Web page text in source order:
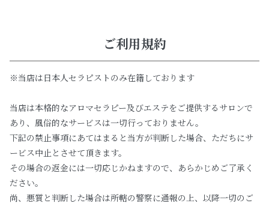
ご利用規約
※当店は日本人セラピストのみ在籍しております
当店は本格的なアロマセラピー及びエステをご提供するサロンで
あり、風俗的なサービスは一切行っておりません。
下記の禁止事項にあてはまると当方が判断した場合、ただちにサ
ービス中止とさせて頂きます。
その場合の返金には一切応じかねますので、あらかじめご了承く
ださい。
尚、悪質と判断した場合は所轄の警察に通報の上、以降一切のご